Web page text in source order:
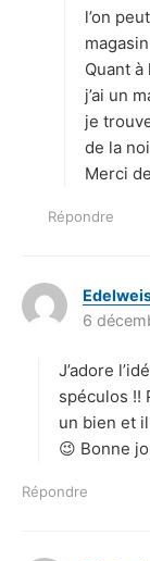
l’on
Quant à
j’ai un
je
de la
Merci
Répondre
6
J’adore
spéculos !!
un bien et
😉 Bonne
Répondre